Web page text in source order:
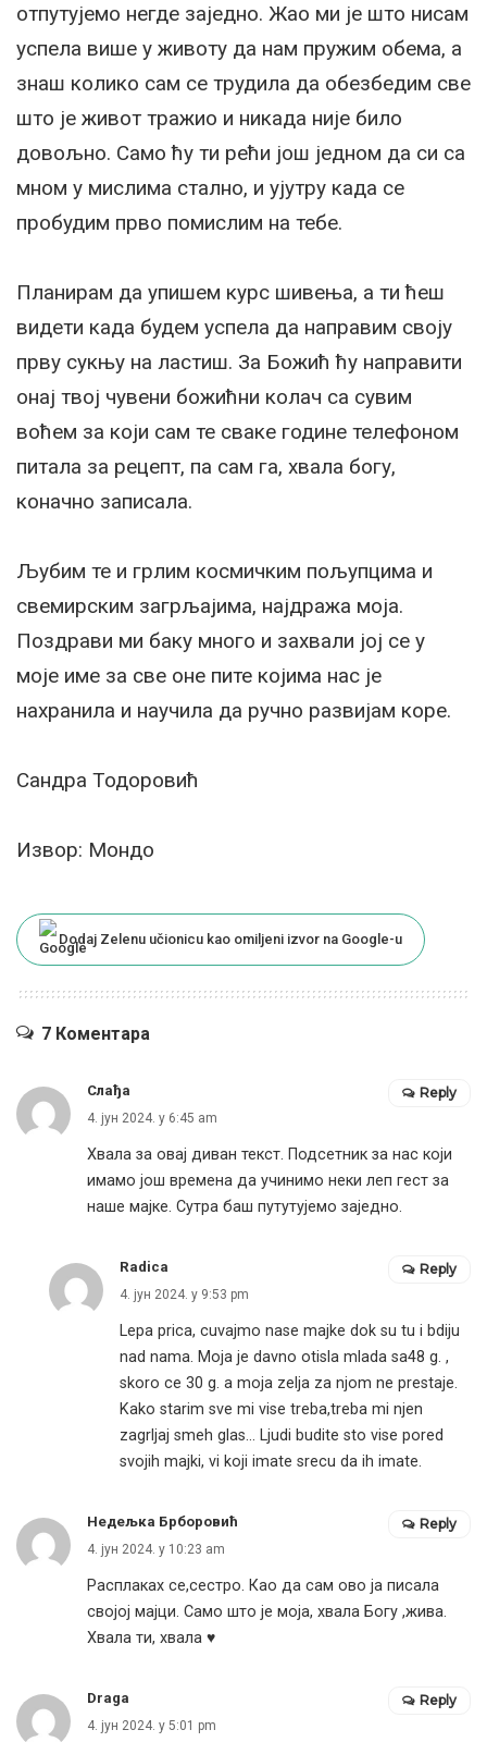
отпутујемо негде заједно. Жао ми је што нисам
успела више у животу да нам пружим обема, а
знаш колико сам се трудила да обезбедим све
што је живот тражио и никада није било
довољно. Само ћу ти рећи још једном да си са
мном у мислима стално, и ујутру када се
пробудим прво помислим на тебе.
Планирам да упишем курс шивења, а ти ћеш
видети када будем успела да направим своју
прву сукњу на ластиш. За Божић ћу направити
онај твој чувени божићни колач са сувим
воћем за који сам те сваке године телефоном
питала за рецепт, па сам га, хвала богу,
коначно записала.
Љубим те и грлим космичким пољупцима и
свемирским загрљајима, најдража моја.
Поздрави ми баку много и захвали јој се у
моје име за све оне пите којима нас је
нахранила и научила да ручно развијам коре.
Сандра Тодоровић
Извор: Mондо
Dodaj Zelenu učionicu kao omiljeni izvor na Google-u
7 Коментара
Слађа
4. јун 2024. у 6:45 am
Хвала за овај диван текст. Подсетник за нас који
имамо још времена да учинимо неки леп гест за
наше мајке. Сутра баш путутујемо заједно.
Reply
Radica
4. јун 2024. у 9:53 pm
Lepa prica, cuvajmo nase majke dok su tu i bdiju
nad nama. Moja je davno otisla mlada sa48 g. ,
skoro ce 30 g. a moja zelja za njom ne prestaje.
Kako starim sve mi vise treba,treba mi njen
zagrljaj smeh glas… Ljudi budite sto vise pored
svojih majki, vi koji imate srecu da ih imate.
Reply
Недељка Брборовић
4. јун 2024. у 10:23 am
Расплаках се,сестро. Као да сам ово ја писала
својој мајци. Само што је моја, хвала Богу ,жива.
Хвала ти, хвала ♥️
Reply
Draga
4. јун 2024. у 5:01 pm
Reply